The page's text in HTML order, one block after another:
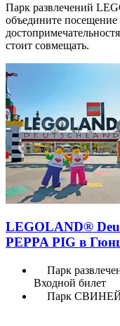
Парк развлечений
объедините
стоит совмещать.
LEGOLAND®
PEPPA PIG в
Парк
Входной билет
Парк СВИНЕЙ